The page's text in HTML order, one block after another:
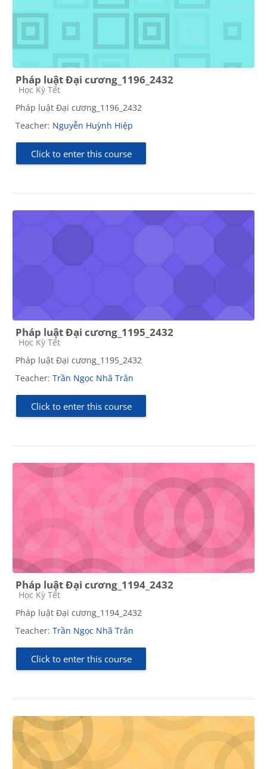
Pháp luật Đại cương_1196_2432
Course category
Học Kỳ Tết
Pháp luật Đại cương_1196_2432
Teacher: Nguyễn Huỳnh Hiệp
Click to enter this course
Pháp luật Đại cương_1195_2432
Course category
Học Kỳ Tết
Pháp luật Đại cương_1195_2432
Teacher: Trần Ngọc Nhã Trân
Click to enter this course
Pháp luật Đại cương_1194_2432
Course category
Học Kỳ Tết
Pháp luật Đại cương_1194_2432
Teacher: Trần Ngọc Nhã Trân
Click to enter this course